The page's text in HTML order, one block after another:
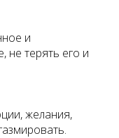
и
не терять его и
желания,